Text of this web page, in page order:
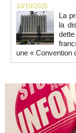
10/10/2025
La
la
une « Convention